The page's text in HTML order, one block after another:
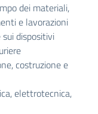
dei materiali,
e lavorazioni
dispositivi
costruzione e
elettrotecnica,